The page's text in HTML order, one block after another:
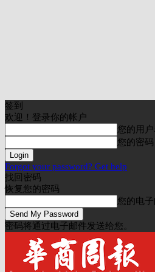
签到
欢迎！登录你的帐户
您的用户
您的密码
Forgot your password? Get help
找回密码
恢复您的密码
您的电
密码将通过电子邮件发送给您。